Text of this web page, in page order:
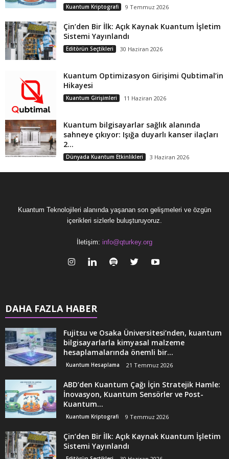
Kuantum Kriptografi 9 Temmuz 2026
Çin’den Bir İlk: Açık Kaynak Kuantum İşletim
Sistemi Yayınlandı
Editörün Seçtikleri 30 Haziran 2026
Kuantum Optimizasyon Girişimi Qubtimal’in
Hikayesi
Kuantum Girişimleri 11 Haziran 2026
Kuantum bilgisayarlar sağlık alanında
sahneye çıkıyor: Işığa duyarlı kanser ilaçları
2...
Dünyada Kuantum Etkinlikleri 3 Haziran 2026
Kuantum Teknolojileri alanında yaşanan son gelişmeleri ve özgün
içerikleri sizlerle buluşturuyoruz.
İletişim: info@qturkey.org
DAHA FAZLA HABER
Fujitsu ve Osaka Üniversitesi’nden, kuantum
bilgisayarlarla kimyasal malzeme
hesaplamalarında önemli bir...
Kuantum Hesaplama 21 Temmuz 2026
ABD’den Kuantum Çağı İçin Stratejik Hamle:
İnovasyon, Kuantum Sensörler ve Post-
Kuantum...
Kuantum Kriptografi 9 Temmuz 2026
Çin’den Bir İlk: Açık Kaynak Kuantum İşletim
Sistemi Yayınlandı